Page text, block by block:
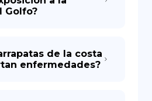
Golfo?
de la costa
enfermedades?